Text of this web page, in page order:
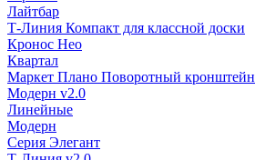
Лайтбар
Т-Линия Компакт для классной доски
Кронос Нео
Квартал
Маркет Плано Поворотный кронштейн
Модерн v2.0
Линейные
Модерн
Серия Элегант